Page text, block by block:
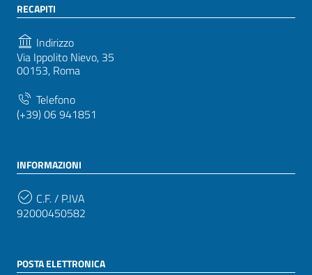
RECAPITI
Indirizzo
Via Ippolito Nievo, 35
00153, Roma
Telefono
(+39) 06 941851
INFORMAZIONI
C.F. / P.IVA
92000450582
POSTA ELETTRONICA